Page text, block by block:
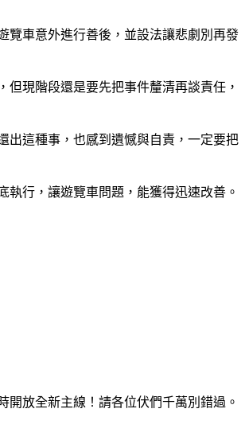
覽車意外進行善後，並設法讓悲劇別再發
現階段還是要先把事件釐清再談責任，
出這種事，也感到遺憾與自責，一定要把
行，讓遊覽車問題，能獲得迅速改善。
放全新主線！請各位伏們千萬別錯過。